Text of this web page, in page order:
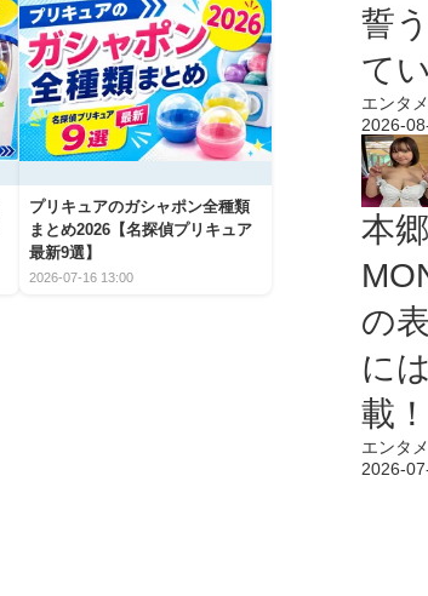
プリキュアのガシャポン全種類
まとめ2026【名探偵プリキュア
最新9選】
2026-07-16 13:00
誓
て
エンタメ
2026-
本
の
に
載！
エンタメ
2026-